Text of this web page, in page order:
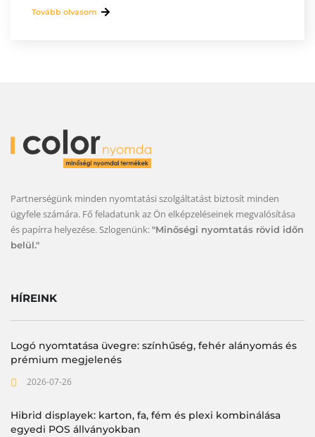
Tovább olvasom
Partnerségünk minden nyomtatási szolgáltatást biztosít minden
ügyfele számára. Fő feladatunk az Ön elképzeléseinek megvalósítása
és papírra helyezése. Szlogenünk:"Minőségi nyomtatás rövid időn
belül."
HÍREINK
Logó nyomtatása üvegre: színhűség, fehér alányomás és
prémium megjelenés
2026-07-26
Hibrid displayek: karton, fa, fém és plexi kombinálása
egyedi POS állványokban